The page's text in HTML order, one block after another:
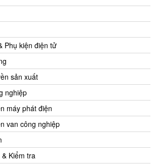
Phụ kiện điện tử
sản xuất
nghiệp
máy phát điện
van công nghiệp
Kiểm tra